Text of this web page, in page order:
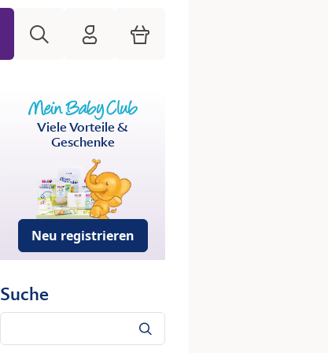
HiPP Mein Babyclub
Warenkorb
Viele Vorteile &
Geschenke
Neu registrieren
Suche